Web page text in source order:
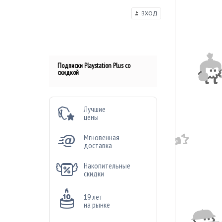
ВХОД
Подписки Playstation Plus со
скидкой
Лучшие
цены
Мгновенная
доставка
Накопительные
скидки
19 лет
на рынке